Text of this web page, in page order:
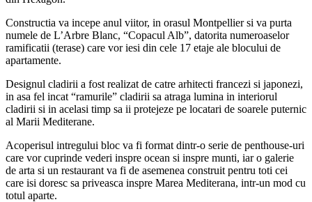
Constructia va incepe anul viitor, in orasul Montpellier si va purta
numele de L’Arbre Blanc, “Copacul Alb”, datorita numeroaselor
ramificatii (terase) care vor iesi din cele 17 etaje ale blocului de
apartamente.
Designul cladirii a fost realizat de catre arhitecti francezi si japonezi,
in asa fel incat “ramurile” cladirii sa atraga lumina in interiorul
cladirii si in acelasi timp sa ii protejeze pe locatari de soarele puternic
al Marii Mediterane.
Acoperisul intregului bloc va fi format dintr-o serie de penthouse-uri
care vor cuprinde vederi inspre ocean si inspre munti, iar o galerie
de arta si un restaurant va fi de asemenea construit pentru toti cei
care isi doresc sa priveasca inspre Marea Mediterana, intr-un mod cu
totul aparte.